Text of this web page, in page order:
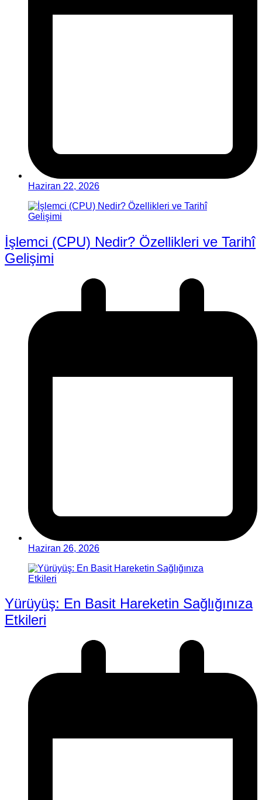
Haziran 22, 2026
İşlemci (CPU) Nedir? Özellikleri ve Tarihî
Gelişimi
Haziran 26, 2026
Yürüyüş: En Basit Hareketin Sağlığınıza
Etkileri